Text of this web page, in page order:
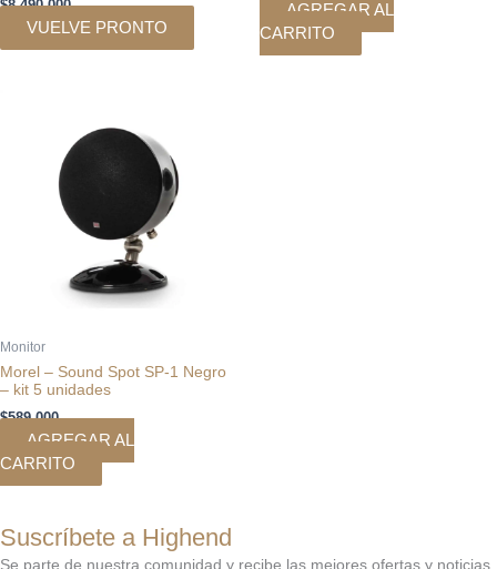
$8.490.000
VUELVE PRONTO
AGREGAR AL
CARRITO
Monitor
Morel – Sound Spot SP-1 Negro
– kit 5 unidades
$589.000
AGREGAR AL
CARRITO
Suscríbete a Highend
Se parte de nuestra comunidad y recibe las mejores ofertas y noticias